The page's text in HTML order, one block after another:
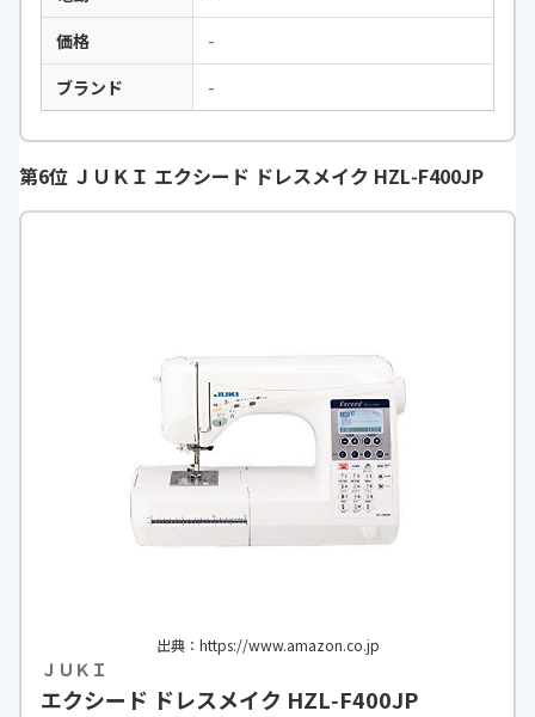
価格
-
ブランド
-
第6位 ＪＵＫＩ エクシード ドレスメイク HZL‑F400JP
出典：https://www.amazon.co.jp
ＪＵＫＩ
エクシード ドレスメイク HZL‑F400JP